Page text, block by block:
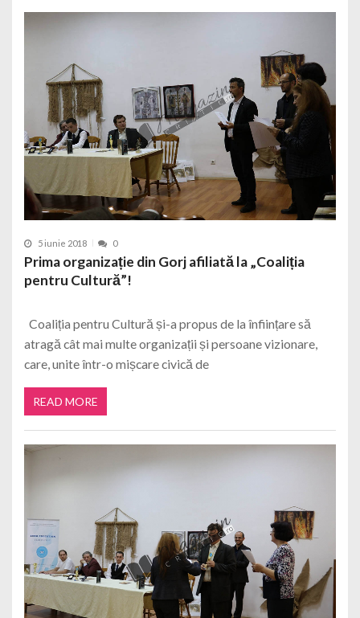
5 iunie 2018 0
Prima organizație din Gorj afiliată la „Coaliția
pentru Cultură”!
Coaliția pentru Cultură și-a propus de la înființare să
atragă cât mai multe organizații și persoane vizionare,
care, unite într-o mișcare civică de
READ MORE